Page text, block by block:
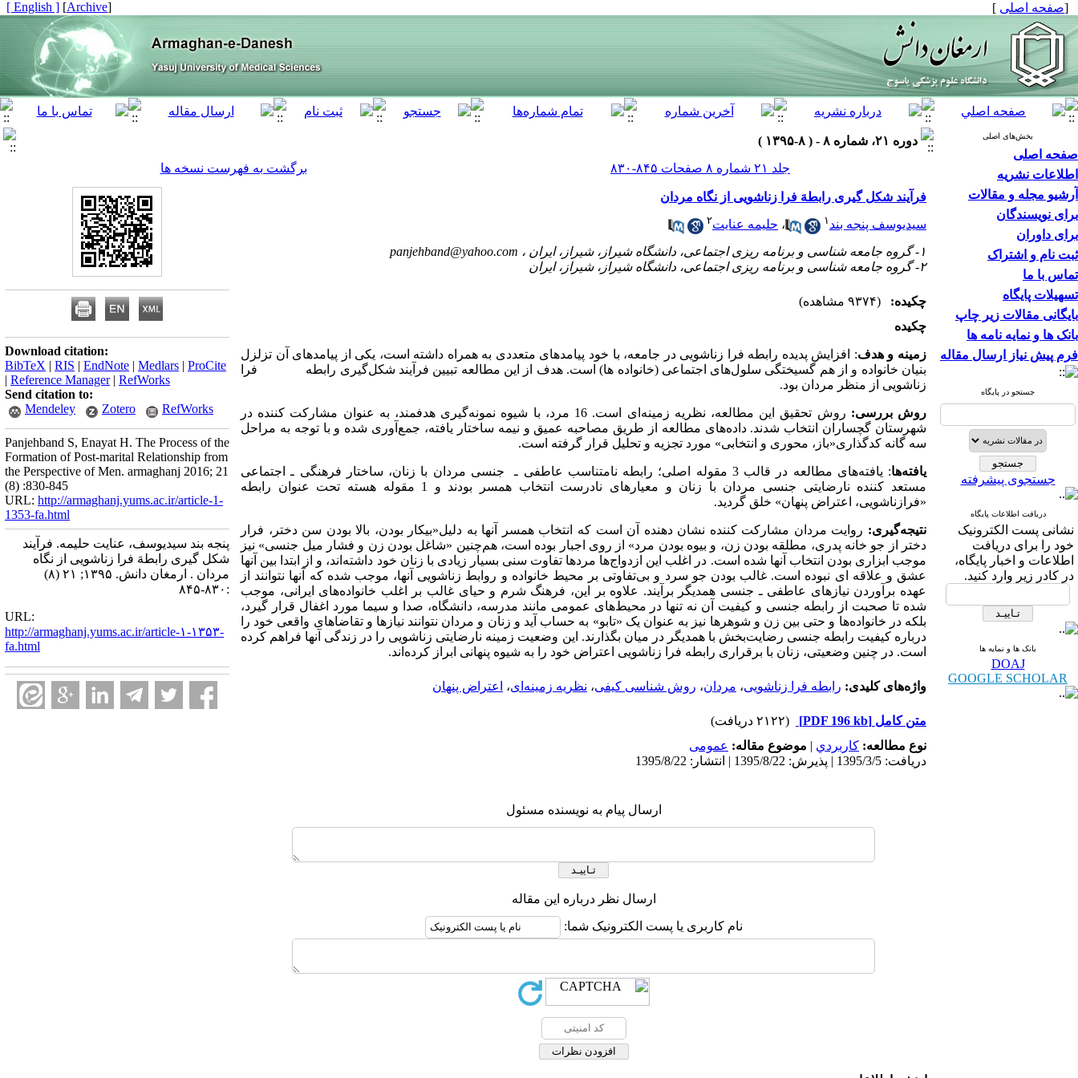
[صفحه اصلی ]
[
Archive
]
[ English ]
بخش‌های اصلی
صفحه اصلی
اطلاعات نشریه
آرشیو مجله و مقالات
برای نویسندگان
برای داوران
ثبت نام و اشتراک
تماس با ما
تسهیلات پایگاه
بایگانی مقالات زیر چاپ
بانک ها و نمایه نامه ها
فرم پیش نیاز ارسال مقاله
جستجو در پایگاه
جستجوی پیشرفته
دریافت اطلاعات پایگاه
نشانی پست الکترونیک
خود را برای دریافت
اطلاعات و اخبار پایگاه،
در کادر زیر وارد کنید.
بانک ها و نمایه ها
DOAJ
GOOGLE SCHOLAR
دوره ۲۱، شماره ۸ - ( ۸-۱۳۹۵ )
جلد ۲۱ شماره ۸ صفحات ۸۴۵-۸۳۰
برگشت به فهرست نسخه ها
فرآیند شکل گیری رابطهَ فرا زناشویی از نگاه مردان
سیدیوسف پنجه بند ۱ ، حلیمه عنایت۲
۱- گروه جامعه شناسی و برنامه ریزی اجتماعی، دانشگاه شیراز، شیراز، ایران ،
panjehband@yahoo.com
۲- گروه جامعه شناسی و برنامه ریزی اجتماعی، دانشگاه شیراز، شیراز، ایران
چکیده:
(۹۳۷۴ مشاهده)
چکیده
زمینه و هدف: افزایش پدیده رابطه فرا زناشویی در جامعه، با خود پیامدهای متعددی به همراه داشته است، یکی از پیامدهای آن تزلزل
بنیان خانواده و از هم گسیختگی سلول‌های اجتماعی (خانواده ها) است. هدف از این مطالعه تبیین فرآیند شکل‌گیری رابطه فرا
زناشویی از منظر مردان بود.
روش بررسی: روش تحقیق این مطالعه، نظریه زمینه
ای است. 16 مرد، با شیوه نمونه‌گیری هدفمند، به عنوان مشارکت کننده در
شهرستان گچساران انتخاب شدند. دادههای مطالعه از طریق مصاحبه عمیق و نیمه ساختار یافته، جمع‌آوری شده و با توجه به مراحل
سه گانه کدگذاری«باز، محوری و انتخابی» مورد تجزیه و تحلیل قرار گرفته است.
یافتهها
: یافته‌های مطالعه در قالب 3 مقوله اصلی؛ رابطه نامتناسب عاطفی ـ جنسی مردان با زنان، ساختار فرهنگی ـ اجتماعی
مستعد کننده نارضایتی جنسی مردان با زنان و معیارهای نادرست انتخاب همسر بودند و 1 مقوله هسته تحت عنوان رابطه
«فرازناشویی، اعتراض پنهان» خلق گردید.
نتیجه‌گیری: روایت مردان مشارکت کننده نشان دهنده آن است که انتخاب همسر آنها به دلیل«بیکار بودن، بالا بودن سن دختر، فرار
دختر از جو خانه پدری، مطلقه بودن زن، و بیوه بودن مرد» از روی اجبار بوده است، هم‌چنین «شاغل بودن زن و فشار میل جنسی» نیز
موجب ابزاری بودن انتخاب آنها شده است. در اغلب این ازدواج‌ها مردها تفاوت سنی بسیار زیادی با زنان خود داشته اند، و از ابتدا بین آنها
عشق و علاقه ای نبوده است. غالب بودن جو سرد و بی‌تفاوتی بر محیط خانواده و روابط زناشویی آنها، موجب شده که آنها نتوانند از
عهده برآوردن نیازهای عاطفی ـ جنسی همدیگر برآیند. علاوه بر این، فرهنگ شرم و حیای غالب بر اغلب خانواده‌های ایرانی، موجب
شده تا صحبت از رابطه جنسی و کیفیت آن نه تنها در محیط‌های عمومی مانند مدرسه، دانشگاه، صدا و سیما مورد اغفال قرار گیرد،
بلکه در خانواده‌ها و حتی بین زن و شوهرها نیز به عنوان یک «تابو» به حساب آید و زنان و مردان نتوانند نیازها و تقاضاهای واقعی خود را
درباره کیفیت رابطه جنسی رضایت‌بخش با همدیگر در میان بگذارند. این وضعیت زمینه نارضایتی زناشویی را در زندگی آنها فراهم کرده
است. در چنین وضعیتی، زنان با برقراری رابطه فرا زناشویی اعتراض خود را به شیوه پنهانی ابراز کرده اند.
واژه‌های کلیدی: رابطه فرا زناشویی، مردان، روش شناسی کیفی، نظریه زمینه‌ای، اعتراض پنهان
متن کامل [PDF 196 kb]
(۲۱۲۲ دریافت)
نوع مطالعه: كاربردي | موضوع مقاله: عمومى
دریافت: 1395/3/5 | پذیرش: 1395/8/22 | انتشار: 1395/8/22
ارسال پیام به نویسنده مسئول
ارسال نظر درباره این مقاله
نام کاربری یا پست الکترونیک شما:
Download citation:
BibTeX | RIS | EndNote | Medlars | ProCite
| Reference Manager| RefWorks
Send citation to:
Mendeley
Zotero RefWorks
Panjehband S, Enayat H. The Process of the
Formation of Post-marital Relationship from
the Perspective of Men. armaghanj 2016; 21
(8) :830-845
URL: http://armaghanj.yums.ac.ir/article-1-
1353-fa.html
پنجه بند سیدیوسف، عنایت حلیمه. فرآیند
شکل گیری رابطهَ فرا زناشویی از نگاه
مردان . ارمغان دانش. ۱۳۹۵; ۲۱ (۸)
:۸۳۰-۸۴۵
URL:
http://armaghanj.yums.ac.ir/article-۱-۱۳۵۳-
fa.html